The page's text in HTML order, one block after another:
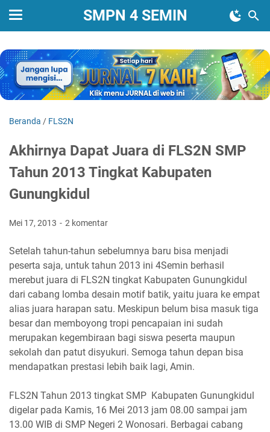
SMPN 4 SEMIN
Beranda / FLS2N
Akhirnya Dapat Juara di FLS2N SMP
Tahun 2013 Tingkat Kabupaten
Gunungkidul
Mei 17, 2013 2 komentar
Setelah tahun-tahun sebelumnya baru bisa menjadi
peserta saja, untuk tahun 2013 ini 4Semin berhasil
merebut juara di FLS2N tingkat Kabupaten Gunungkidul
dari cabang lomba desain motif batik, yaitu juara ke empat
alias juara harapan satu. Meskipun belum bisa masuk tiga
besar dan memboyong tropi pencapaian ini sudah
merupakan kegembiraan bagi siswa peserta maupun
sekolah dan patut disyukuri. Semoga tahun depan bisa
mendapatkan prestasi lebih baik lagi, Amin.
FLS2N Tahun 2013 tingkat SMP Kabupaten Gunungkidul
digelar pada Kamis, 16 Mei 2013 jam 08.00 sampai jam
13.00 WIB di SMP Negeri 2 Wonosari. Berbagai cabang